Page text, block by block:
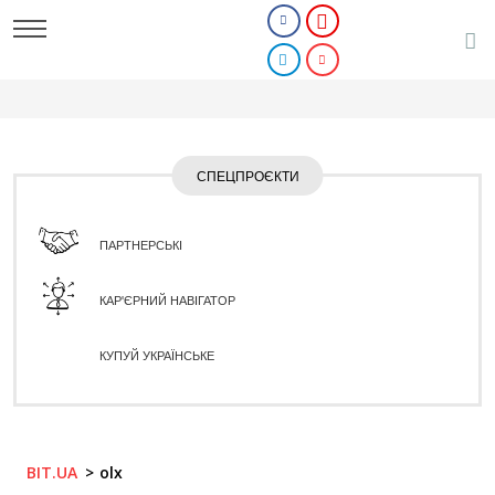
СПЕЦПРОЄКТИ
ПАРТНЕРСЬКІ
КАР'ЄРНИЙ НАВІГАТОР
КУПУЙ УКРАЇНСЬКЕ
BIT.UA olx